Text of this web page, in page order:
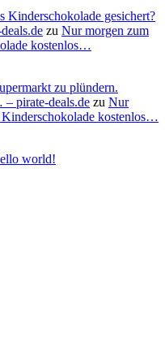
Kinderschokolade gesichert?
zu Nur morgen zum
kostenlos…
zu plündern.
pirate-deals.de zu Nur
kostenlos…
world!